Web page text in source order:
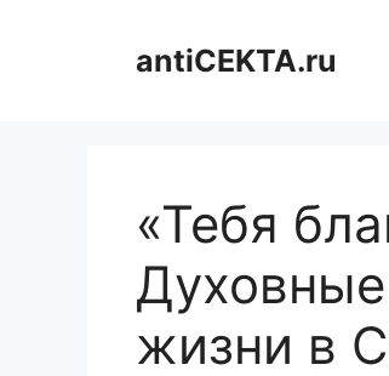
содержимомуantiCEKTA.ru
«Тебя
жизни в